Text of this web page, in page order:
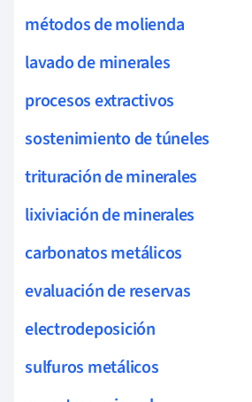
métodos de molienda
lavado de minerales
procesos extractivos
sostenimiento de túneles
trituración de minerales
lixiviación de minerales
carbonatos metálicos
evaluación de reservas
electrodeposición
sulfuros metálicos